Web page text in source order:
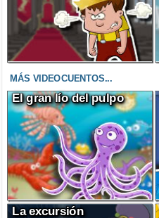
MÁS VIDEOCUENTOS...
El gran lío del pulpo
La excursión